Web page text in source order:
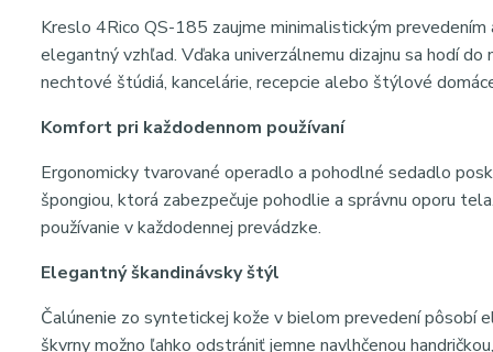
Kreslo 4Rico QS-185 zaujme minimalistickým
elegantný vzhľad. Vďaka univerzálnemu dizajnu sa hodí
nechtové štúdiá, kancelárie, recepcie alebo štýlové
Komfort pri každodennom používaní
Ergonomicky tvarované operadlo a pohodlné sedadlo
špongiou, ktorá zabezpečuje pohodlie a správnu oporu
používanie v každodennej prevádzke.
Elegantný škandinávsky štýl
Čalúnenie zo syntetickej kože v bielom prevedení pôsobí
škvrny možno ľahko odstrániť jemne navlhčenou